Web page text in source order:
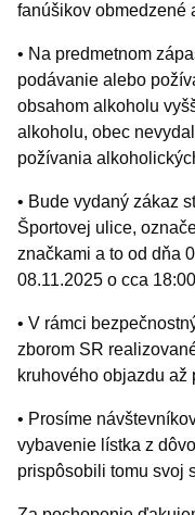
fanúšikov obmedzené
• Na predmetnom
podávanie alebo
obsahom alkoholu
alkoholu, obec
požívania
• Bude vydaný zákaz
Športovej ulice,
značkami a to od dňa
08.11.2025 o cca
• V rámci
zborom SR
kruhového objazdu až
• Prosíme
vybavenie lístka z
prispôsobili tomu svoj